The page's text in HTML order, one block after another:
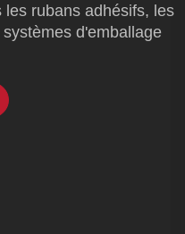
rubans adhésifs, les
d'emballage